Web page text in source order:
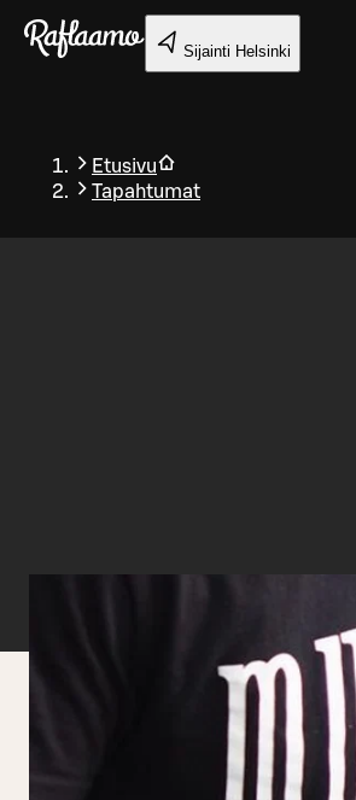
Siirry pääsisältöön
Sijainti Helsinki
Etusivu
Tapahtumat
Takaisin